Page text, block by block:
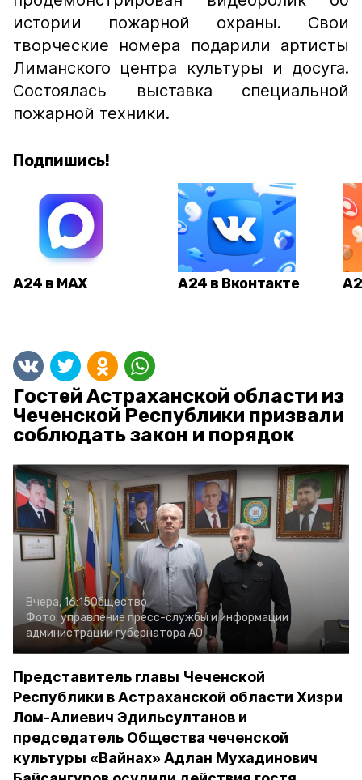
истории пожарной охраны. Свои
творческие номера подарили артисты
Лиманского центра культуры и досуга.
Состоялась выставка специальной
пожарной техники.
Подпишись!
А24 в MAX А24 в Вконтакте
Гостей Астраханской области из
Чеченской Республики призвали
соблюдать закон и порядок
Вчера, 16:15Общество
Фото: управление пресс-службы и информации
администрации губернатора АО
Представитель главы Чеченской
Республики в Астраханской области Хизри
Лом-Алиевич Эдильсултанов и
председатель Общества чеченской
культуры «Вайнах» Адлан Мухадинович